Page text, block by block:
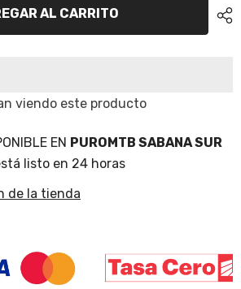
AL CARRITO
viendo este producto
EN PUROMTB SABANA SUR
listo en 24 horas
de la tienda